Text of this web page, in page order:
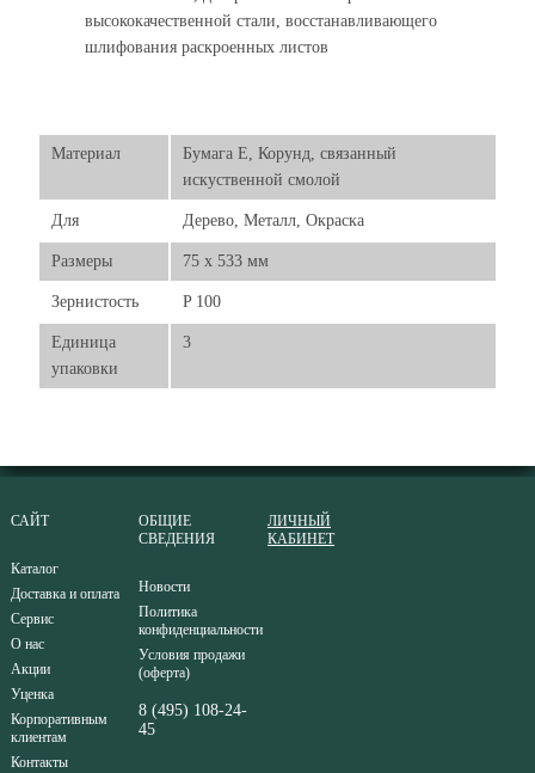
высококачественной стали, восстанавливающего
шлифования раскроенных листов
Материал
Бумага Е, Корунд, связанный
искуственной смолой
Для Дерево, Металл, Окраска
Размеры 75 x 533 мм
Зернистость P 100
Единица
упаковки
3
САЙТ
Каталог
Доставка и оплата
Сервис
О нас
Акции
Уценка
Корпоративным
клиентам
Контакты
ОБЩИЕ
СВЕДЕНИЯ
Новости
Политика
конфиденциальности
Условия продажи
(оферта)
8 (495) 108-24-
45
ЛИЧНЫЙ
КАБИНЕТ